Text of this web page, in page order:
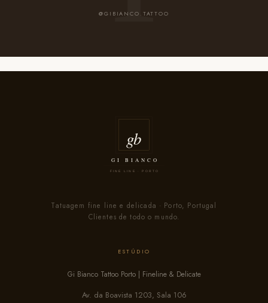
@GIBIANCO.TATTOO
Tatuagem fine line e delicada · Porto, Portugal
Clientes de todo o mundo.
ESTÚDIO
Gi Bianco Tattoo Porto | Fineline & Delicate
Av. da Boavista 1203, Sala 106